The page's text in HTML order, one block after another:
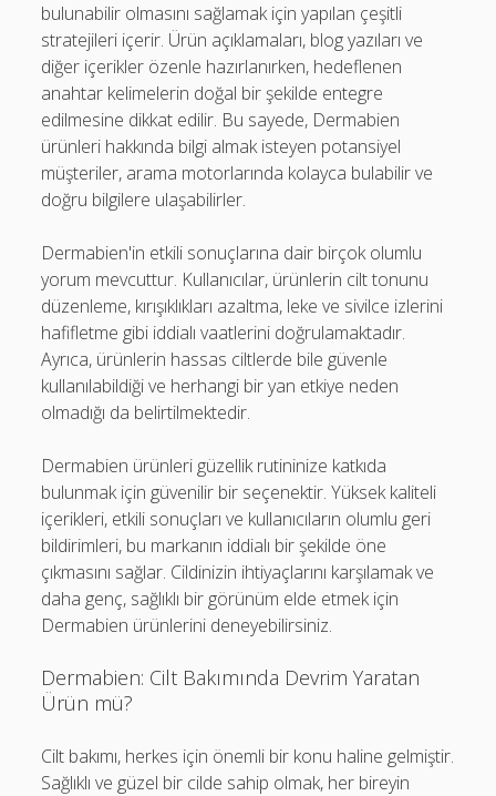
bulunabilir olmasını sağlamak için yapılan çeşitli
stratejileri içerir. Ürün açıklamaları, blog yazıları ve
diğer içerikler özenle hazırlanırken, hedeflenen
anahtar kelimelerin doğal bir şekilde entegre
edilmesine dikkat edilir. Bu sayede, Dermabien
ürünleri hakkında bilgi almak isteyen potansiyel
müşteriler, arama motorlarında kolayca bulabilir ve
doğru bilgilere ulaşabilirler.
Dermabien'in etkili sonuçlarına dair birçok olumlu
yorum mevcuttur. Kullanıcılar, ürünlerin cilt tonunu
düzenleme, kırışıklıkları azaltma, leke ve sivilce izlerini
hafifletme gibi iddialı vaatlerini doğrulamaktadır.
Ayrıca, ürünlerin hassas ciltlerde bile güvenle
kullanılabildiği ve herhangi bir yan etkiye neden
olmadığı da belirtilmektedir.
Dermabien ürünleri güzellik rutininize katkıda
bulunmak için güvenilir bir seçenektir. Yüksek kaliteli
içerikleri, etkili sonuçları ve kullanıcıların olumlu geri
bildirimleri, bu markanın iddialı bir şekilde öne
çıkmasını sağlar. Cildinizin ihtiyaçlarını karşılamak ve
daha genç, sağlıklı bir görünüm elde etmek için
Dermabien ürünlerini deneyebilirsiniz.
Dermabien: Cilt Bakımında Devrim Yaratan
Ürün mü?
Cilt bakımı, herkes için önemli bir konu haline gelmiştir.
Sağlıklı ve güzel bir cilde sahip olmak, her bireyin